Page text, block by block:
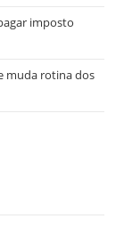
imposto
muda rotina dos